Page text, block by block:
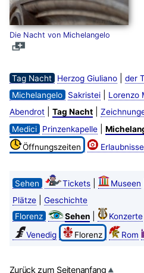
Die Nacht von Michelangelo
Tag Nacht Herzog Giuliano| der
Michelangelo
Sakristei| Lorenzo
Abendrot| Tag Nacht|
Medici
Prinzenkapelle|
Öffnungszeiten
Erlaubnisse
Sehen Tickets| Museen
Plätze| Geschichte
Florenz
Sehen| Konzerte
Venedig
Florenz Rom
Zurück zum Seitenanfang